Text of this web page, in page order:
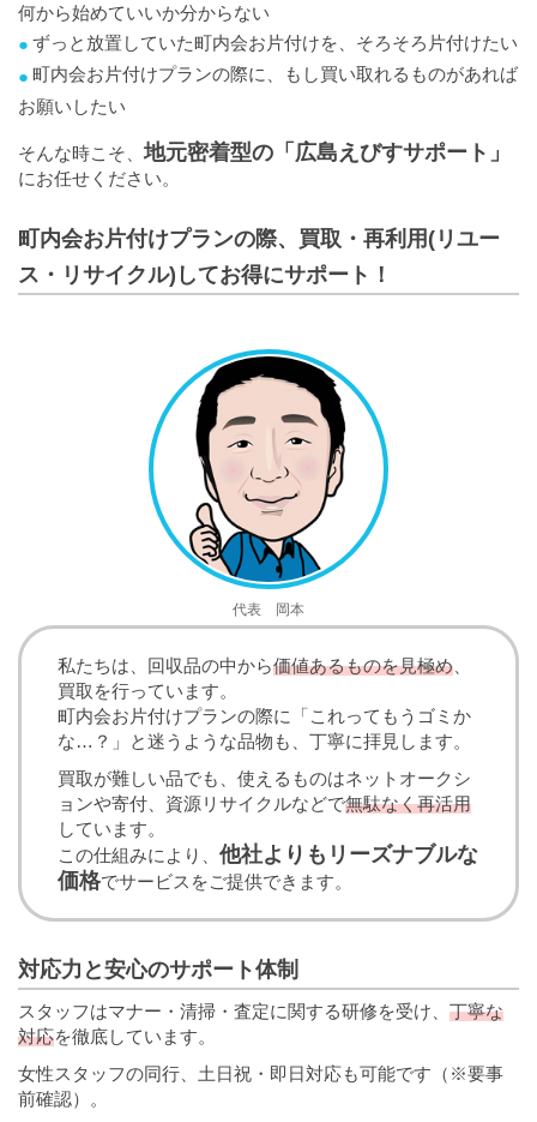
何から始めていいか分からない
ずっと放置していた町内会お片付けを、そろそろ片付けたい
町内会お片付けプランの際に、もし買い取れるものがあれば
お願いしたい
そんな時こそ、地元密着型の「広島えびすサポート」
にお任せください。
町内会お片付けプランの際、買取・再利用(リユー
ス・リサイクル)してお得にサポート！
代表 岡本
私たちは、回収品の中から価値あるものを見極め
買取を行っています。
町内会お片付けプランの際に「これってもうゴミか
な…？」と迷うような品物も、丁寧に拝見します。
買取が難しい品でも、使えるものはネットオークシ
ョンや寄付、資源リサイクルなどで無駄なく再活用
しています。
この仕組みにより、 他社よりもリーズナブルな
価格でサービスをご提供できます。
対応力と安心のサポート体制
スタッフはマナー・清掃・査定に関する研修を受け、 丁寧な
対応を徹底しています。
女性スタッフの同行、土日祝・即日対応も可能です（※要事
前確認）。